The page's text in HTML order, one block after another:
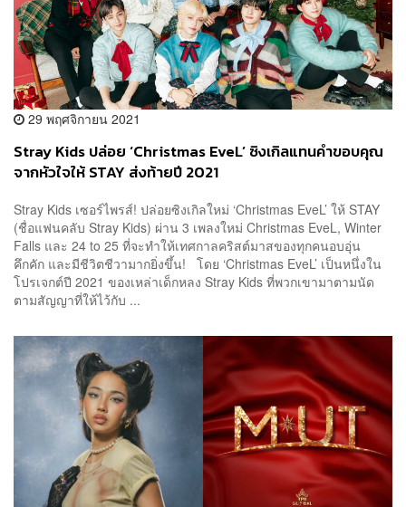
29 พฤศจิกายน 2021
Stray Kids ปล่อย ‘Christmas EveL’ ซิงเกิลแทนคำขอบคุณ
จากหัวใจให้ STAY ส่งท้ายปี 2021
Stray Kids เซอร์ไพรส์! ปล่อยซิงเกิลใหม่ ‘Christmas EveL’ ให้ STAY
(ชื่อแฟนคลับ Stray Kids) ผ่าน 3 เพลงใหม่ Christmas EveL, Winter
Falls และ 24 to 25 ที่จะทำให้เทศกาลคริสต์มาสของทุกคนอบอุ่น
คึกคัก และมีชีวิตชีวามากยิ่งขึ้น! โดย ‘Christmas EveL’ เป็นหนึ่งใน
โปรเจกต์ปี 2021 ของเหล่าเด็กหลง Stray Kids ที่พวกเขามาตามนัด
ตามสัญญาที่ให้ไว้กับ ...